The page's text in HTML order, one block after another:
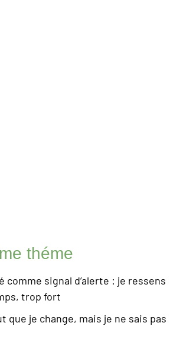
théme
comme signal d’alerte : je ressens
trop fort
que je change, mais je ne sais pas